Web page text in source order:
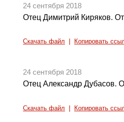
24 сентября 2018
Отец Димитрий Киряков.
Скачать файл Копировать
24 сентября 2018
Отец Александр Дубасов.
Скачать файл Копировать